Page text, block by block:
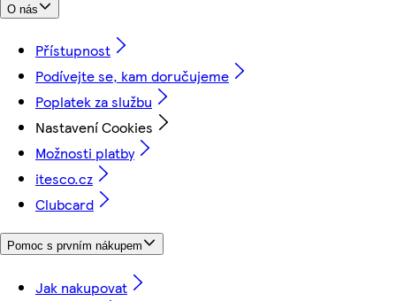
O nás
Přístupnost
Podívejte se, kam doručujeme
Poplatek za službu
Nastavení Cookies
Možnosti platby
itesco.cz
Clubcard
Pomoc s prvním nákupem
Jak nakupovat